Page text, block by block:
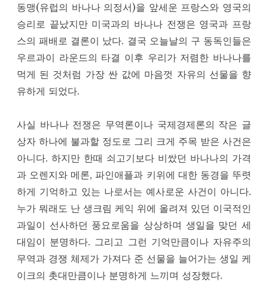
동맹(유럽의 바나나 의정서)을 앞세운 프랑스와 영국의
승리로 끝났지만 미국과의 바나나 전쟁은 영국과 프랑
스의 패배로 결론이 났다. 결국 오늘날의 구 동독인들은
우르과이 라운드의 타결 이후 우리가 저렴한 바나나를
먹게 된 것처럼 가장 싼 값에 마음껏 자유의 선물을 향
유하게 되었다.
사실 바나나 전쟁은 무역론이나 국제경제론의 작은 글
상자 하나에 불과할 정도로 그리 크게 주목 받은 사건은
아니다. 하지만 한때 쇠고기보다 비쌌던 바나나의 가격
과 오렌지와 메론, 파인애플과 키위에 대한 동경을 뚜렷
하게 기억하고 있는 나로서는 예사로운 사건이 아니다.
누가 뭐래도 난 생크림 케익 위에 올려져 있던 이국적인
과일이 선사하던 풍요로움을 상상하며 생일을 맞던 세
대임이 분명하다. 그리고 그런 기억만큼이나 자유주의
무역과 경쟁 체제가 가져다 준 선물을 늘어가는 생일 케
이크의 촛대만큼이나 분명하게 느끼며 성장했다.